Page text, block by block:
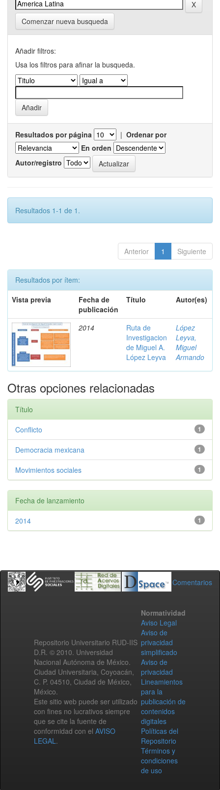
Comenzar nueva busqueda
Añadir filtros:
Usa los filtros para afinar la busqueda.
Resultados por página | Ordenar por
En orden
Autor/registro
Resultados 1-1 de 1.
Anterior 1 Siguiente
Resultados por ítem:
Vista previa
Fecha de
publicación
Título Autor(es)
2014
Ruta de
Investigacion
de Miguel A.
López Leyva
López
Leyva,
Miguel
Armando
Otras opciones relacionadas
Título
1
Conflicto
1
Democracia mexicana
1
Movimientos sociales
Fecha de lanzamiento
1
2014
Comentarios
Repositorio Universitario RUD-IIS
D.R. © 2010. Universidad
Nacional Autónoma de México.
Ciudad Universitaria, Coyoacán,
C. P. 04510, Ciudad de México,
México.
Este sitio web puede ser utilizado
con fines no lucrativos siempre
que se cite la fuente de
conformidad con el AVISO
LEGAL.
Normatividad
Aviso Legal
Aviso de
privacidad
simplificado
Aviso de
privacidad
Lineamientos
para la
publicación de
contenidos
digitales
Políticas del
Repositorio
Términos y
condiciones
de uso